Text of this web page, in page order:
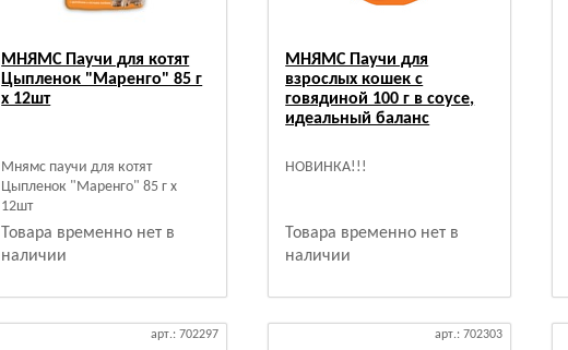
МНЯМС Паучи для котят
Цыпленок "Маренго" 85 г
х 12шт
Мнямс паучи для котят
Цыпленок "Маренго" 85 г х
12шт
Товара временно нет в
наличии
МНЯМС Паучи для
взрослых кошек с
говядиной 100 г в соусе,
идеальный баланс
НОВИНКА!!!
Товара временно нет в
наличии
арт.: 702297 арт.: 702303